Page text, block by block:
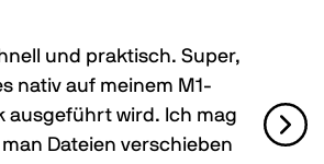
und praktisch. Super,
nativ auf meinem M1-
ausgeführt wird. Ich mag
Dateien verschieben